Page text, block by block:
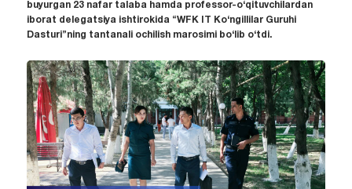
buyurgan 23 nafar talaba hamda professor-o‘qituvchilardan
iborat delegatsiya ishtirokida “WFK IT Ko‘ngillilar Guruhi
Dasturi”ning tantanali ochilish marosimi bo‘lib o‘tdi.